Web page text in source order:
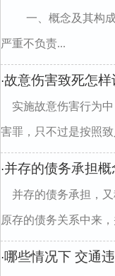
一、概念及其构
严重不负责...
·故意伤害致死怎
实施故意伤害行为
害罪，只不过是按照
·并存的债务承担概
并存的债务承担，
原存的债务关系中来
·哪些情况下 交通